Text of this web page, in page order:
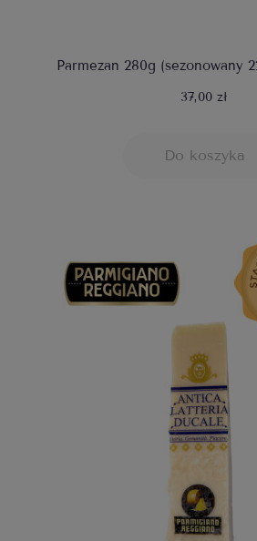
Parmezan 280g (sezonowany
37,00 zł
Do koszyka